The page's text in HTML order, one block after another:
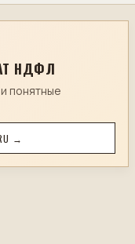
НДФЛ
понятные
→